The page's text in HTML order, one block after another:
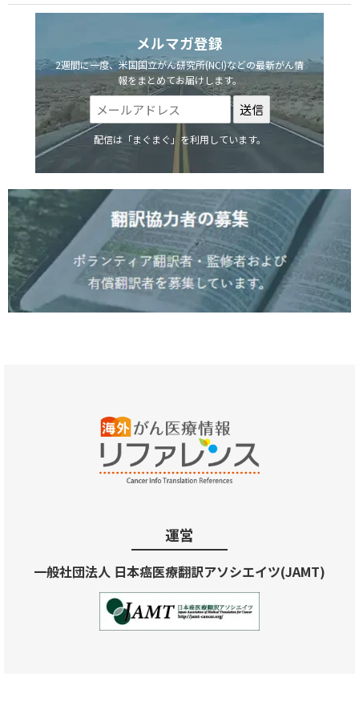
メルマガ登録
2週間に一度、米国国立がん研究所(NCI)などの最新がん情
報をまとめてお届けします。
配信は「まぐまぐ」を利用しています。
運営
一般社団法人 日本癌医療翻訳アソシエイツ(JAMT)